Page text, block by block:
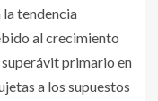
la tendencia
al crecimiento
primario en
a los supuestos